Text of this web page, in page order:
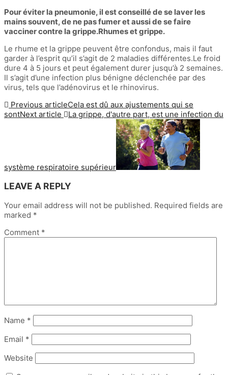
Pour éviter la pneumonie, il est conseillé de se laver les
mains souvent, de ne pas fumer et aussi de se faire
vacciner contre la grippe.Rhumes et grippe.
Le rhume et la grippe peuvent être confondus, mais il faut
garder à l’esprit qu’il s’agit de 2 maladies différentes.Le froid
dure 4 à 5 jours et peut également durer jusqu’à 2 semaines.
Il s’agit d’une infection plus bénigne déclenchée par des
virus, tels que l’adénovirus et le rhinovirus.
Previous articleCela est dû aux ajustements qui se
sontNext article La grippe, d'autre part, est une infection du
système respiratoire supérieur
LEAVE A REPLY
Your email address will not be published. Required fields are
marked *
Comment *
Name *
Email *
Website